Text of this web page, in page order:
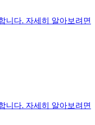
니다. 자세히 알아보려면
니다. 자세히 알아보려면